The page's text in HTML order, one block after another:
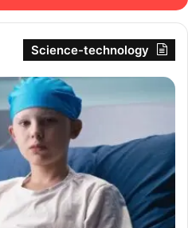
Science-technology